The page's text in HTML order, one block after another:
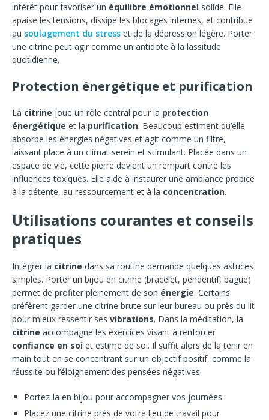
intérêt pour favoriser un équilibre émotionnel solide. Elle
apaise les tensions, dissipe les blocages internes, et contribue
au soulagement du stress et de la dépression légère. Porter
une citrine peut agir comme un antidote à la lassitude
quotidienne.
Protection énergétique et purification
La citrine joue un rôle central pour la protection
énergétique et la purification. Beaucoup estiment qu’elle
absorbe les énergies négatives et agit comme un filtre,
laissant place à un climat serein et stimulant. Placée dans un
espace de vie, cette pierre devient un rempart contre les
influences toxiques. Elle aide à instaurer une ambiance propice
à la détente, au ressourcement et à la concentration.
Utilisations courantes et conseils
pratiques
Intégrer la citrine dans sa routine demande quelques astuces
simples. Porter un bijou en citrine (bracelet, pendentif, bague)
permet de profiter pleinement de son énergie. Certains
préfèrent garder une citrine brute sur leur bureau ou près du lit
pour mieux ressentir ses vibrations. Dans la méditation, la
citrine accompagne les exercices visant à renforcer
confiance en soi et estime de soi. Il suffit alors de la tenir en
main tout en se concentrant sur un objectif positif, comme la
réussite ou l’éloignement des pensées négatives.
Portez-la en bijou pour accompagner vos journées.
Placez une citrine près de votre lieu de travail pour